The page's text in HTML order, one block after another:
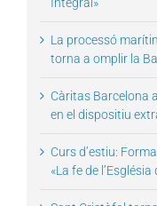
Integral»
La processó
torna a omplir la
Càritas Barcelona
en el dispositiu
Curs d’estiu:
«La fe de